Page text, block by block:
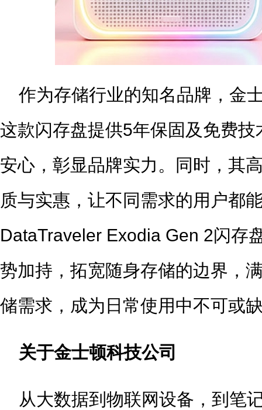
作为存储行业的知名品牌，金
这款闪存盘提供5年保固及免费
安心，彰显品牌实力。同时，其
质与实惠，让不同需求的用户都
DataTraveler Exodia Gen 2闪存
势加持，拓宽随身存储的边界，
储需求，成为日常使用中不可或
关于金士顿科技公司
从大数据到物联网设备，到笔